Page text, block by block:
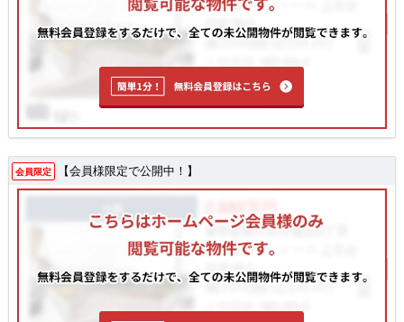
会員限定 【会員様限定で公開中！】